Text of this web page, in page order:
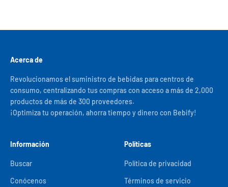
Acerca de
Revolucionamos el suministro de bebidas para centros de
consumo, centralizando tus compras con acceso a más de 2,000
productos de más de 300 proveedores.
¡Optimiza tu operación, ahorra tiempo y dinero con Bebify!
Información
Buscar
Conócenos
Políticas
Política de privacidad
Términos de servicio